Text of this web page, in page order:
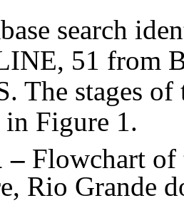
search
51 from
The stages
in Figure 1.
– Flowchart of
Rio Grande